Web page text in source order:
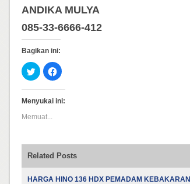
ANDIKA MULYA
085-33-6666-412
Bagikan ini:
Klik
untuk
berbagi
pada
Twitter(Membuka
di
yang
Klik
untuk
di
Facebook(Membuka
di
Menyukai ini:
Memuat...
Related Posts
HARGA HINO 136 HDX PEMADAM KEBAKARAN